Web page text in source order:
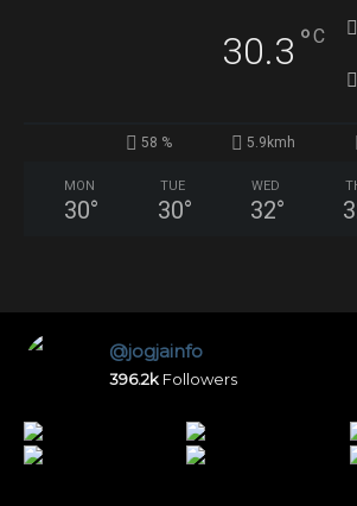
30.3 °C
58 % 5.9kmh
MON
30°
TUE
30°
WED
32°
@jogjainfo
396.2k Followers